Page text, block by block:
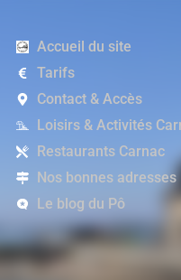
Accueil du site
Tarifs
Contact & Accès
Loisirs & Activités
Restaurants Carnac
Nos bonnes adresses
Le blog du Pô